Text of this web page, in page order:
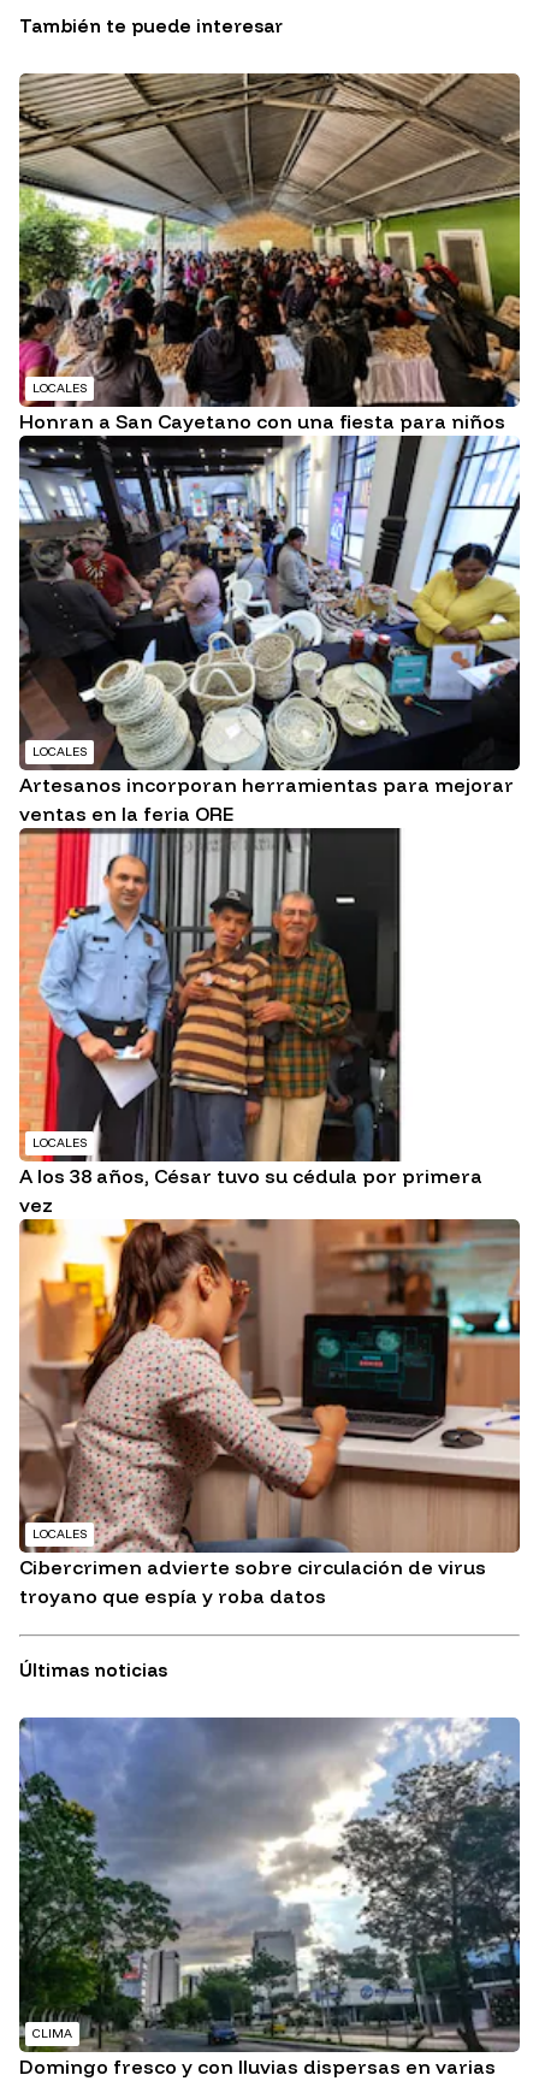
También te puede interesar
LOCALES
Honran a San Cayetano con una fiesta para niños
LOCALES
Artesanos incorporan herramientas para mejorar
ventas en la feria ORE
LOCALES
A los 38 años, César tuvo su cédula por primera
vez
LOCALES
Cibercrimen advierte sobre circulación de virus
troyano que espía y roba datos
Últimas noticias
CLIMA
Domingo fresco y con lluvias dispersas en varias